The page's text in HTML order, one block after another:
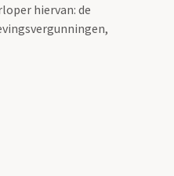
hiervan: de